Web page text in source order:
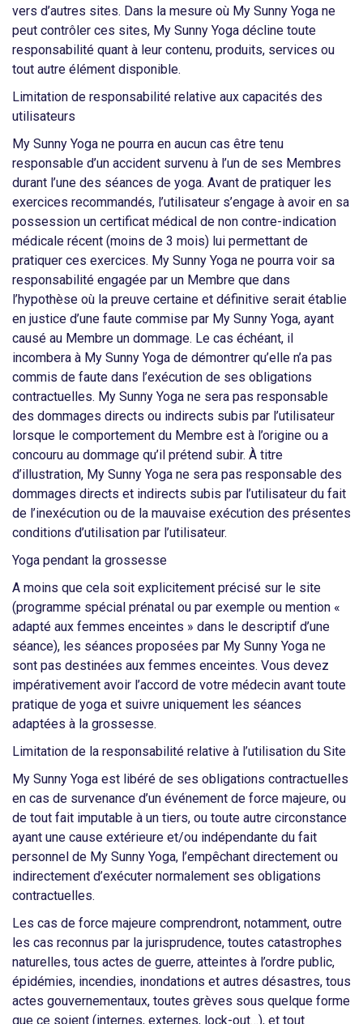
vers d’autres sites. Dans la mesure où My Sunny Yoga ne
peut contrôler ces sites, My Sunny Yoga décline toute
responsabilité quant à leur contenu, produits, services ou
tout autre élément disponible.
Limitation de responsabilité relative aux capacités des
utilisateurs
My Sunny Yoga ne pourra en aucun cas être tenu
responsable d’un accident survenu à l’un de ses Membres
durant l’une des séances de yoga. Avant de pratiquer les
exercices recommandés, l’utilisateur s’engage à avoir en sa
possession un certificat médical de non contre-indication
médicale récent (moins de 3 mois) lui permettant de
pratiquer ces exercices. My Sunny Yoga ne pourra voir sa
responsabilité engagée par un Membre que dans
l’hypothèse où la preuve certaine et définitive serait établie
en justice d’une faute commise par My Sunny Yoga, ayant
causé au Membre un dommage. Le cas échéant, il
incombera à My Sunny Yoga de démontrer qu’elle n’a pas
commis de faute dans l’exécution de ses obligations
contractuelles. My Sunny Yoga ne sera pas responsable
des dommages directs ou indirects subis par l’utilisateur
lorsque le comportement du Membre est à l’origine ou a
concouru au dommage qu’il prétend subir. À titre
d’illustration, My Sunny Yoga ne sera pas responsable des
dommages directs et indirects subis par l’utilisateur du fait
de l’inexécution ou de la mauvaise exécution des présentes
conditions d’utilisation par l’utilisateur.
Yoga pendant la grossesse
A moins que cela soit explicitement précisé sur le site
(programme spécial prénatal ou par exemple ou mention «
adapté aux femmes enceintes » dans le descriptif d’une
séance), les séances proposées par My Sunny Yoga ne
sont pas destinées aux femmes enceintes. Vous devez
impérativement avoir l’accord de votre médecin avant toute
pratique de yoga et suivre uniquement les séances
adaptées à la grossesse.
Limitation de la responsabilité relative à l’utilisation du Site
My Sunny Yoga est libéré de ses obligations contractuelles
en cas de survenance d’un événement de force majeure, ou
de tout fait imputable à un tiers, ou toute autre circonstance
ayant une cause extérieure et/ou indépendante du fait
personnel de My Sunny Yoga, l’empêchant directement ou
indirectement d’exécuter normalement ses obligations
contractuelles.
Les cas de force majeure comprendront, notamment, outre
les cas reconnus par la jurisprudence, toutes catastrophes
naturelles, tous actes de guerre, atteintes à l’ordre public,
épidémies, incendies, inondations et autres désastres, tous
actes gouvernementaux, toutes grèves sous quelque forme
que ce soient (internes, externes, lock-out…), et tout